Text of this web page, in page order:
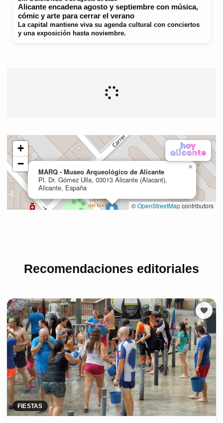
Alicante encadena agosto y septiembre con música,
cómic y arte para cerrar el verano
La capital mantiene viva su agenda cultural con conciertos
y una exposición hasta noviembre.
Recomendaciones editoriales
FIESTAS